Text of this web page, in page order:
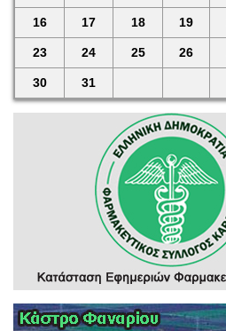
16 17 18 19
23 24 25 26
30 31